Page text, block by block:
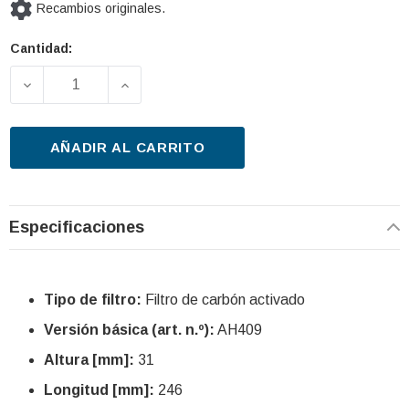
Recambios originales.
Cantidad
Cantidad:
DISMINUIR LA CANTIDAD DE FILTRO, AIRE
AUMENTAR LA CANTIDAD DE FILTRO,
AÑADIR AL CARRITO
Especificaciones
Tipo de filtro: Filtro de carbón activado
Versión básica (art. n.º): AH409
Altura [mm]: 31
Longitud [mm]: 246